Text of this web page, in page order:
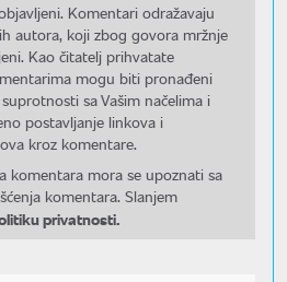
Komentari odražavaju
autora, koji zbog govora mržnje
Kao čitatelj prihvatate
mogu biti pronađeni
sa Vašim načelima i
postavljanje linkova i
kroz komentare.
komentara mora se upoznati sa
komentara. Slanjem
privatnosti.